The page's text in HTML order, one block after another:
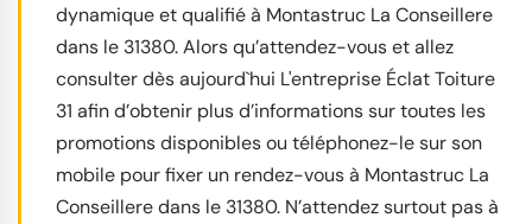
dynamique et qualifié à Montastruc La Conseillere
dans le 31380. Alors qu’attendez-vous et allez
consulter dès aujourd`hui L'entreprise Éclat Toiture
31 afin d’obtenir plus d’informations sur toutes les
promotions disponibles ou téléphonez-le sur son
mobile pour fixer un rendez-vous à Montastruc La
Conseillere dans le 31380. N’attendez surtout pas à